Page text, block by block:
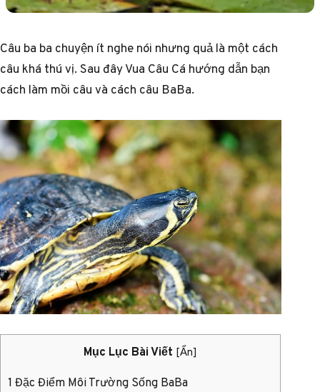
Câu ba ba chuyện ít nghe nói nhưng quả là một cách
câu khá thú vị. Sau đây Vua Câu Cá hướng dẫn bạn
cách làm mồi câu và cách câu BaBa.
Mục Lục Bài Viết [Ẩn]
1 Đặc Điểm Môi Trường Sống BaBa